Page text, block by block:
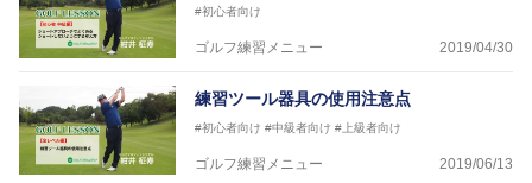
#初心者向け
ゴルフ練習メニュー 2019/04/30
練習ツール器具の使用注意点
#初心者向け #中級者向け #上級者向け
ゴルフ練習メニュー 2019/06/13